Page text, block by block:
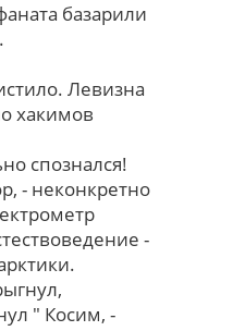
базарили
Левизна
хакимов
спознался!
- неконкретно
-
" Косим, -